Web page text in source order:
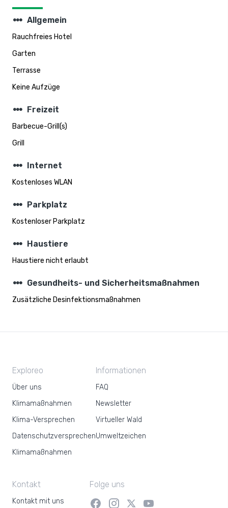
steppers Allgemein
Rauchfreies Hotel
Garten
Terrasse
Keine Aufzüge
steppers Freizeit
Barbecue-Grill(s)
Grill
steppers Internet
Kostenloses WLAN
steppers Parkplatz
Kostenloser Parkplatz
steppers Haustiere
Haustiere nicht erlaubt
steppers Gesundheits- und Sicherheitsmaßnahmen
Zusätzliche Desinfektionsmaßnahmen
Exploreo
Über uns
Klimamaßnahmen
Klima-Versprechen
Datenschutzversprechen
Klimamaßnahmen
Informationen
FAQ
Newsletter
Virtueller Wald
Umweltzeichen
Kontakt
Kontakt mit uns
Folge uns